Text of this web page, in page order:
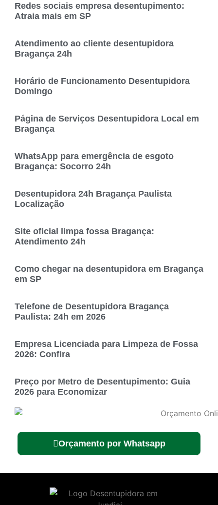
Redes sociais empresa desentupimento:
Atraia mais em SP
Atendimento ao cliente desentupidora
Bragança 24h
Horário de Funcionamento Desentupidora
Domingo
Página de Serviços Desentupidora Local em
Bragança
WhatsApp para emergência de esgoto
Bragança: Socorro 24h
Desentupidora 24h Bragança Paulista
Localização
Site oficial limpa fossa Bragança:
Atendimento 24h
Como chegar na desentupidora em Bragança
em SP
Telefone de Desentupidora Bragança
Paulista: 24h em 2026
Empresa Licenciada para Limpeza de Fossa
2026: Confira
Preço por Metro de Desentupimento: Guia
2026 para Economizar
Orçamento por Whatsapp